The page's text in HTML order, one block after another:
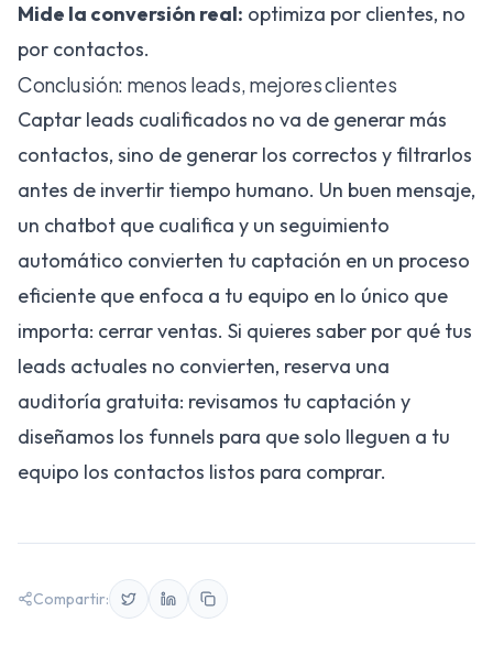
Mide la conversión real: optimiza por clientes, no
por contactos.
Conclusión: menos leads, mejores clientes
Captar leads cualificados no va de generar más
contactos, sino de generar los correctos y filtrarlos
antes de invertir tiempo humano. Un buen mensaje,
un chatbot que cualifica y un seguimiento
automático convierten tu captación en un proceso
eficiente que enfoca a tu equipo en lo único que
importa: cerrar ventas. Si quieres saber por qué tus
leads actuales no convierten, reserva una
auditoría gratuita: revisamos tu captación y
diseñamos los funnels para que solo lleguen a tu
equipo los contactos listos para comprar.
Compartir: